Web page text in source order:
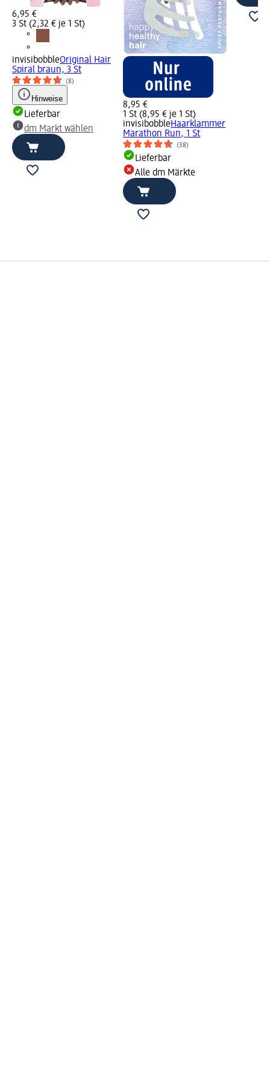
6,95 €
3 St (2,32 € je 1 St)
invisibobbleOriginal Hair
Spiral braun, 3 St
(8)
Hinweise
Lieferbar
dm Markt wählen
8,95 €
1 St (8,95 € je 1 St)
invisibobbleHaarklammer
Marathon Run, 1 St
(38)
Lieferbar
Alle dm Märkte